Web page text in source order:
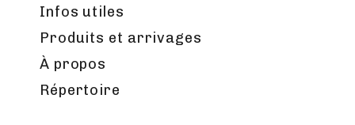
Infos utiles
Produits et arrivages
À propos
Répertoire